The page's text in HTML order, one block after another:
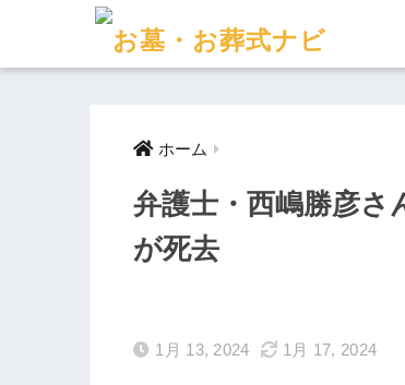
ホーム
弁護士・西嶋勝彦さ
が死去
1月 13, 2024 1月 17, 2024